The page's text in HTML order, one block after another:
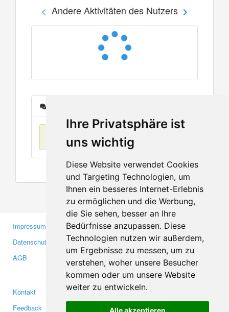
Ihre Privatsphäre ist
uns wichtig
Diese Website verwendet Cookies
und Targeting Technologien, um
Ihnen ein besseres Internet-Erlebnis
zu ermöglichen und die Werbung,
die Sie sehen, besser an Ihre
Bedürfnisse anzupassen. Diese
Technologien nutzen wir außerdem,
um Ergebnisse zu messen, um zu
verstehen, woher unsere Besucher
kommen oder um unsere Website
weiter zu entwickeln.
Alle akzeptieren
Andere Aktivitäten des Nutzers
Keine Einträge
Impressum
Datenschutzerklärung
AGB
Gewerbetreibende
Investoren
Medien
Kontakt
Feedback
Facebook
Twitter